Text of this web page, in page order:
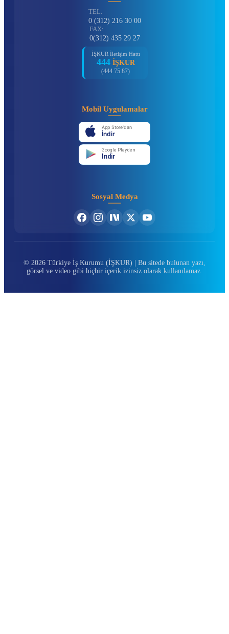
TEL:
0 (312) 216 30 00
FAX:
0(312) 435 29 27
İŞKUR İletişim Hattı
444 İŞKUR
(444 75 87)
Mobil Uygulamalar
App Store'dan
İndir
Google Play'den
İndir
Sosyal Medya
© 2026 Türkiye İş Kurumu (İŞKUR) | Bu sitede bulunan yazı,
görsel ve video gibi hiçbir içerik izinsiz olarak kullanılamaz.